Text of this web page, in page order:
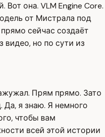
она. VLM Engine Core.
от Мистрала под
сейчас создаёт
видео, но по сути из
Прям прямо. Зато
Да, я знаю. Я немного
чтобы вам
всей этой истории